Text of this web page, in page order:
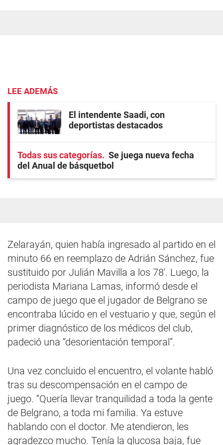
LEE ADEMÁS
El intendente Saadi, con
deportistas destacados
Todas sus categorías
Se juega nueva fecha
del Anual de básquetbol
Zelarayán, quien había ingresado al partido en el
minuto 66 en reemplazo de Adrián Sánchez, fue
sustituido por Julián Mavilla a los 78′. Luego, la
periodista Mariana Lamas, informó desde el
campo de juego que el jugador de Belgrano se
encontraba lúcido en el vestuario y que, según el
primer diagnóstico de los médicos del club,
padeció una “desorientación temporal”.
Una vez concluido el encuentro, el volante habló
tras su descompensación en el campo de
juego. “Quería llevar tranquilidad a toda la gente
de Belgrano, a toda mi familia. Ya estuve
hablando con el doctor. Me atendieron, les
agradezco mucho. Tenía la glucosa baja, fue